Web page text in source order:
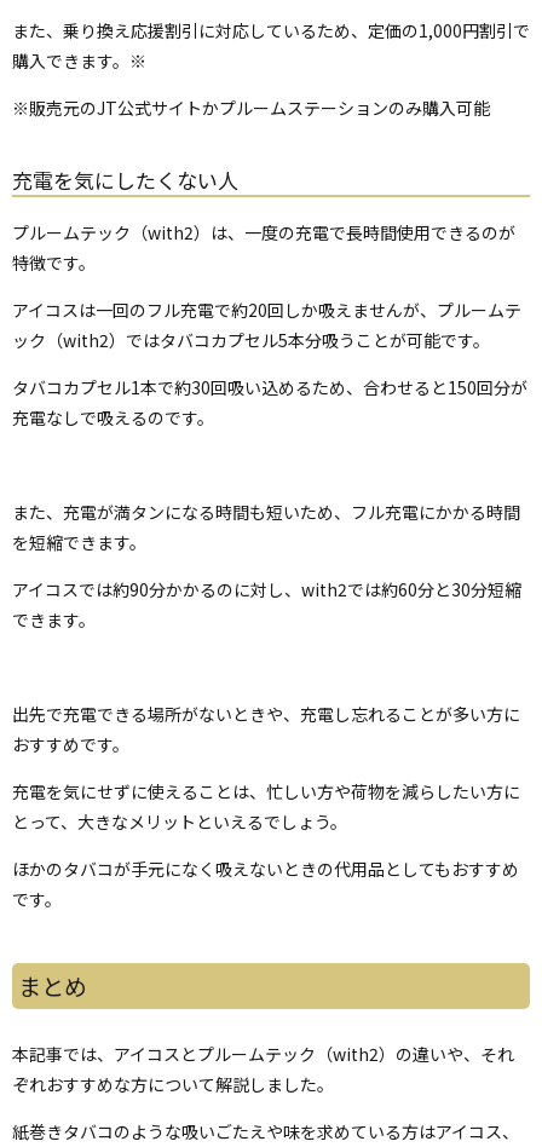
また、乗り換え応援割引に対応しているため、定価の1,000円割引で
購入できます。※
※販売元のJT公式サイトかプルームステーションのみ購入可能
充電を気にしたくない人
プルームテック（with2）は、一度の充電で長時間使用できるのが
特徴です。
アイコスは一回のフル充電で約20回しか吸えませんが、プルームテ
ック（with2）ではタバコカプセル5本分吸うことが可能です。
タバコカプセル1本で約30回吸い込めるため、合わせると150回分が
充電なしで吸えるのです。
また、充電が満タンになる時間も短いため、フル充電にかかる時間
を短縮できます。
アイコスでは約90分かかるのに対し、with2では約60分と30分短縮
できます。
出先で充電できる場所がないときや、充電し忘れることが多い方に
おすすめです。
充電を気にせずに使えることは、忙しい方や荷物を減らしたい方に
とって、大きなメリットといえるでしょう。
ほかのタバコが手元になく吸えないときの代用品としてもおすすめ
です。
まとめ
本記事では、アイコスとプルームテック（with2）の違いや、それ
ぞれおすすめな方について解説しました。
紙巻きタバコのような吸いごたえや味を求めている方はアイコス、